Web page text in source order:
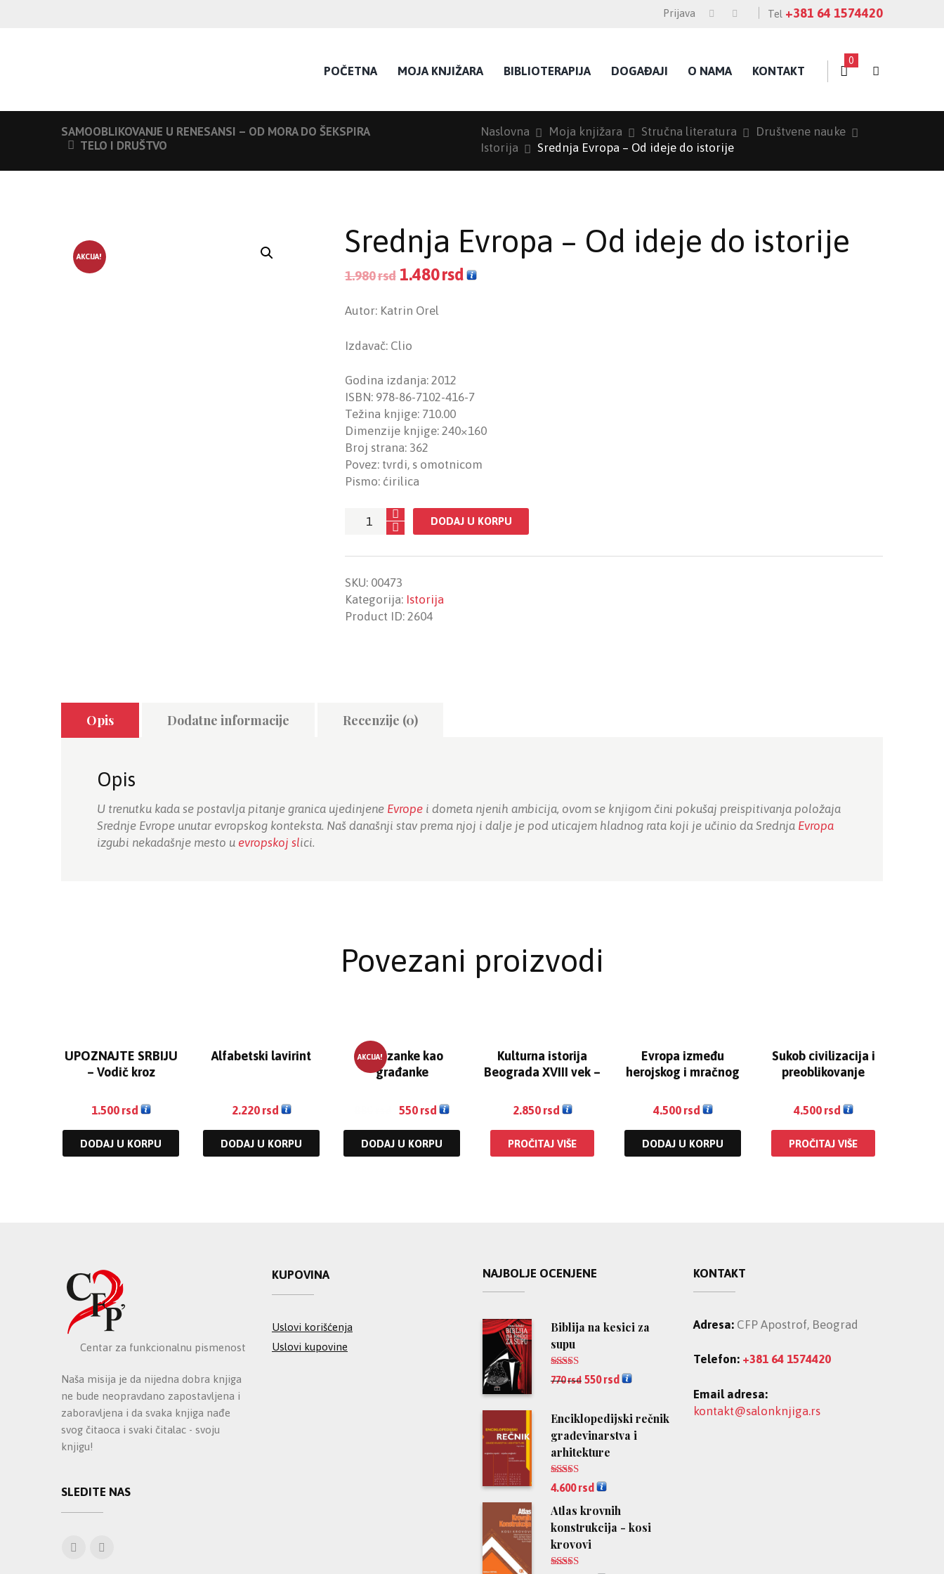
Tel +381 64 1574420
Prijava
POČETNA MOJA KNJIŽARA BIBLIOTERAPIJA DOGAĐAJI O NAMA KONTAKT
0
SAMOOBLIKOVANJE U RENESANSI – OD MORA DO ŠEKSPIRA
TELO I DRUŠTVO
Naslovna Moja knjižara Stručna literatura
Društvene nauke
Istorija
Srednja Evropa – Od ideje do istorije
AKCIJA! Srednja Evropa – Od ideje do istorije
1.980rsd 1.480rsd
Autor: Katrin Orel
Izdavač: Clio
Godina izdanja: 2012
ISBN: 978-86-7102-416-7
Težina knjige: 710.00
Dimenzije knjige: 240×160
Broj strana: 362
Povez: tvrdi, s omotnicom
Pismo: ćirilica
Srednja
ideje
do
istorije
DODAJ U KORPU
SKU: 00473
Kategorija: Istorija
Product ID: 2604
Opis Dodatne informacije Recenzije (0)
Opis
U trenutku kada se postavlja pitanje granica ujedinjene Evrope i dometa njenih ambicija, ovom se knjigom čini pokušaj preispitivanja položaja
Srednje Evrope unutar evropskog konteksta. Naš današnji stav prema njoj i dalje je pod uticajem hladnog rata koji je učinio da Srednja Evropa
izgubi nekadašnje mesto u evropskoj slici.
Povezani proizvodi
UPOZNAJTE SRBIJU
– Vodič kroz
baštinu
1.500 rsd
DODAJ U KORPU
Alfabetski lavirint
2.220 rsd
DODAJ U KORPU
AKCIJA!
Partizanke kao
građanke
550 rsd
DODAJ U KORPU
Kulturna istorija
Beograda XVIII vek –
2.850 rsd
PROČITAJ VIŠE
Evropa između
herojskog i mračnog
4.500 rsd
DODAJ U KORPU
Sukob civilizacija i
preoblikovanje
4.500 rsd
PROČITAJ VIŠE
Centar za funkcionalnu pismenost
Naša misija je da nijedna dobra knjiga
ne bude neopravdano zapostavljena i
zaboravljena i da svaka knjiga nađe
svog čitaoca i svaki čitalac - svoju
knjigu!
SLEDITE NAS
KUPOVINA
Uslovi korišćenja
Uslovi kupovine
NAJBOLJE OCENJENE
Biblija na kesici za
supu
Ocenjeno
5.00od 5
770rsd 550 rsd
Enciklopedijski rečnik
građevinarstva i
arhitekture
Ocenjeno
5.00od 5
4.600 rsd
Atlas krovnih
konstrukcija - kosi
krovovi
KONTAKT
Adresa: CFP Apostrof, Beograd
Telefon: +381 64 1574420
Email adresa:
kontakt@salonknjiga.rs